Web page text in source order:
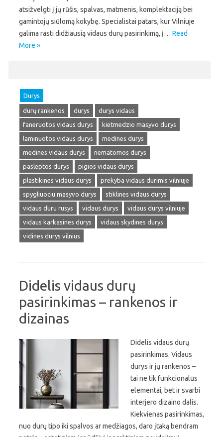
atsižvelgti į jų rūšis, spalvas, matmenis, komplektaciją bei
gamintojų siūlomą kokybę. Specialistai patars, kur Vilniuje
galima rasti didžiausią vidaus durų pasirinkimą, į… Read
More »
Durys
durų rankenos durys
durys vidaus
faneruotos vidaus durys
kietmedzio masyvo durys
laminuotos vidaus durys
medines durys
medines vidaus durys
nematomos durys
pasleptos durys
pigios vidaus durys
plastikines vidaus durys
prekyba vidaus durimis vilniuje
spygliuociu masyvo durys
stiklines vidaus durys
vidaus duru rusys
vidaus durys
vidaus durys vilniuje
vidaus karkasines durys
vidaus skydines durys
vidines durys vilnius
Didelis vidaus durų
pasirinkimas – rankenos ir
dizainas
Didelis vidaus durų
pasirinkimas. Vidaus
durys ir jų rankenos –
tai ne tik funkcionalūs
elementai, bet ir svarbi
interjero dizaino dalis.
Kiekvienas pasirinkimas,
nuo durų tipo iki spalvos ar medžiagos, daro įtaką bendram